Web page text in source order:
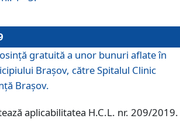
gratuită a unor bunuri aflate în
Braşov, către Spitalul Clinic
Braşov.
aplicabilitatea H.C.L. nr. 209/2019.